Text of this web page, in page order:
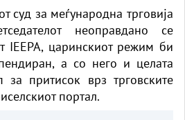
суд за меѓународна трговија
неоправдано се
IEEPA, царинскиот режим би
а со него и целата
за притисок врз трговските
портал.